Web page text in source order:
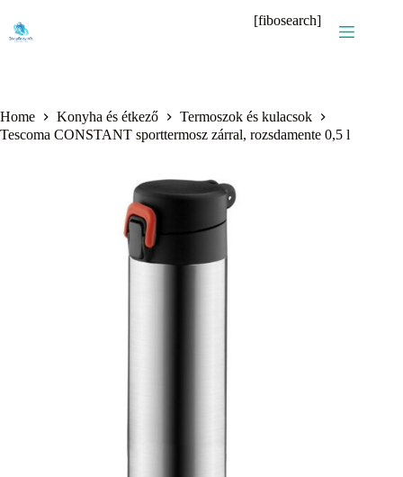
content
[fibosearch]
Home Konyha és étkező
Termoszok és kulacsok
Tescoma CONSTANT sporttermosz zárral, rozsdamente 0,5 l